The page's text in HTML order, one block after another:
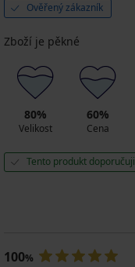
Ověřený zákazník
Zboží je pěkné
80%
Velikost
60%
Cena
Tento produkt doporučuji
100%